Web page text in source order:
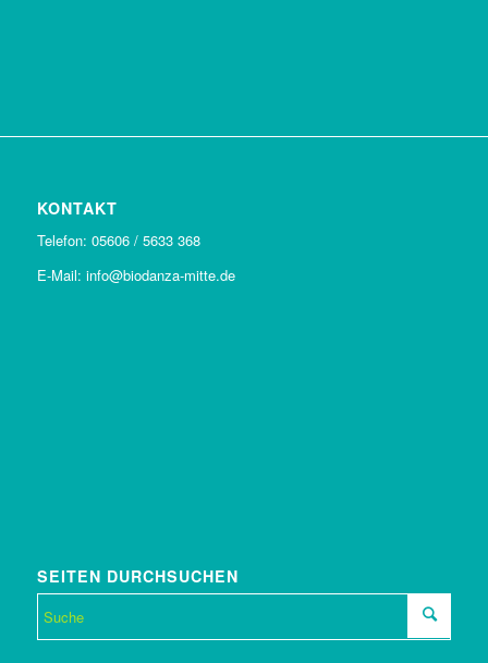
KONTAKT
Telefon: 05606 / 5633 368
E-Mail: info@biodanza-mitte.de
SEITEN DURCHSUCHEN